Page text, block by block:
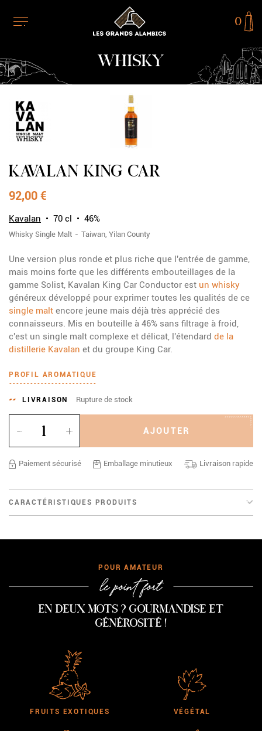
0
WHISKY
RUPTURE DE STOCK
KAVALAN KING CAR
92,00 €
Kavalan 70 cl 46%
Whisky Single Malt Taiwan Yilan County
Une version plus ronde et plus riche que l'entrée de gamme,
mais moins forte que les différents embouteillages de la
gamme Solist, Kavalan King Car Conductor est un whisky
généreux développé pour exprimer toutes les qualités de ce
single malt encore jeune mais déjà très apprécié des
connaisseurs. Mis en bouteille à 46% sans filtrage à froid,
c'est un single malt complexe et délicat, l'étendard de la
distillerie Kavalan et du groupe King Car.
PROFIL AROMATIQUE
LIVRAISON Rupture de stock
AJOUTER
Paiement sécurisé Emballage minutieux Livraison rapide
CARACTÉRISTIQUES PRODUITS
le point fort
En deux mots ? Gourmandise et
générosité !
AMATEUR
FRUITS EXOTIQUES VÉGÉTAL